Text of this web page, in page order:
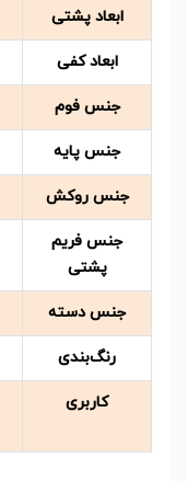
ابعاد پشتی
ابعاد کفی
جنس فوم
جنس پایه
جنس روکش
جنس فریم
پشتی
جنس دسته
رنگ‌بندی
کاربری